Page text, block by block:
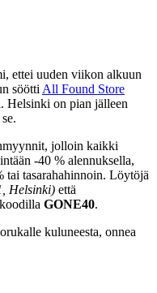
ettei uuden viikon alkuun
söötti All Found Store
Helsinki on pian jälleen
jolloin kaikki
-40 % alennuksella,
tai tasarahahinnoin. Löytöjä
Helsinki) että
GONE40.
kuluneesta, onnea